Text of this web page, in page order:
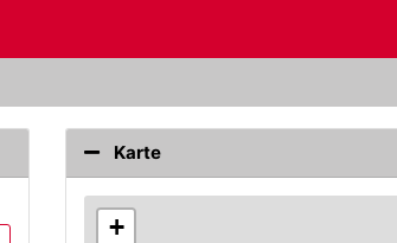
Karte
+